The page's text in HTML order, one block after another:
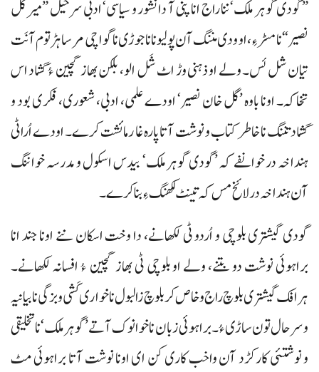
”گودی گوہر ملک‘ ننا راج انا پنی آ دانشور و سیاسی‘ ادبی سرخیل ”میر گل
نصیر“ نا مسڑ ءِ، او ودی مننگ آن پولیو نا ناجوڑی نا گواچی مرسا ہڑتوم آ نَت
تیان شل ئس۔ ولے او ذہنی وڑ اٹ شَل الو، بلکن بھاز گچین ءُ گشاد اس
تخاکہ۔ اونا باوہ ’گل خان نصیر‘ اودے علمی، ادبی، شعوری، فکری بود و
گشاد تننگ نا خاطر کتاب و نوشت آتا پارہ غا رمائشت کرے۔ اودے اُراٹی
ہنداخہ در خوانفے کہ ’گودی گوہر ملک‘ بیدس اسکول و مدرسہ خواننگ
آن ہنداخہ درلائخ مس کہ تینٹ لکھنگ ءِ بنا کرے۔
گودی گیشتری بلوچی و اُردو ٹی لکھانے، دا وخت اسکان ننے اونا جند انا
براہوئی نوشت دو بتنے، ولے او بلوچی ٹی بھاز گچین ءُ افسانہ لکھانے۔
ہرافک گیشتری بلوچ راج و خاص کر بلوچ زالبول نا خواری کَشی و بزگی نا بیانیہ
و سرحال تون ساڑی ءُ۔ براہوئی زبان نا خوانوک آتے ’گوہر ملک‘ نا تخلیقی
و نوشتئی کارکڑد آن واخب کاری کن ای اونا نوشت آتا براہوئی مٹ